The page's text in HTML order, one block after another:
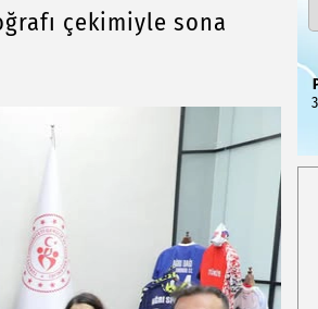
çekimiyle sona